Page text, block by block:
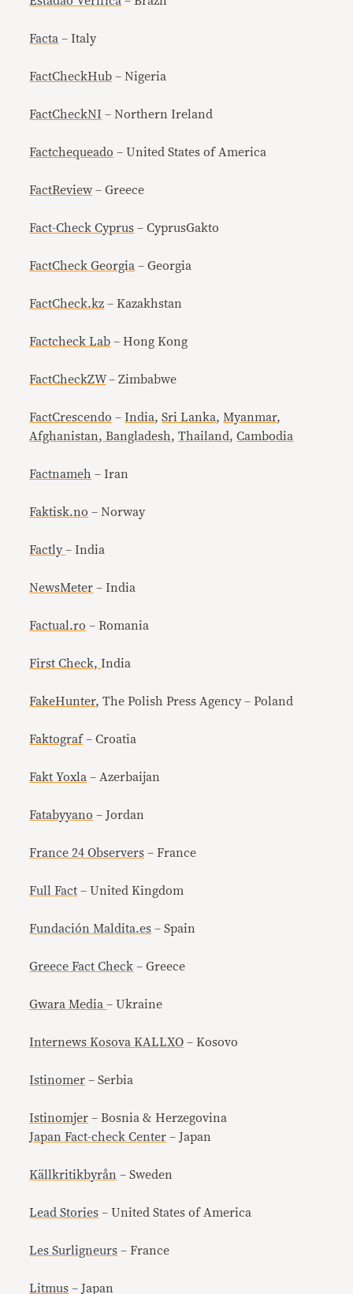
Facta – Italy
FactCheckHub – Nigeria
FactCheckNI – Northern Ireland
Factchequeado – United States of America
FactReview – Greece
Fact-Check Cyprus – CyprusGakto
FactCheck Georgia – Georgia
FactCheck.kz – Kazakhstan
Factcheck Lab – Hong Kong
FactCheckZW– Zimbabwe
FactCrescendo –India,Sri Lanka, Myanmar,
Afghanistan, Bangladesh,Thailand,Cambodia
Factnameh – Iran
Faktisk.no – Norway
Factly– India
NewsMeter – India
Factual.ro – Romania
First Check,India
FakeHunter, The Polish Press Agency – Poland
Faktograf– Croatia
Fakt Yoxla – Azerbaijan
Fatabyyano – Jordan
France 24 Observers – France
Full Fact – United Kingdom
Fundación Maldita.es – Spain
Greece Fact Check – Greece
Gwara Media– Ukraine
Internews Kosova KALLXO – Kosovo
Istinomer – Serbia
Istinomjer – Bosnia & Herzegovina
Japan Fact-check Center – Japan
Källkritikbyrån – Sweden
Lead Stories – United States of America
Les Surligneurs – France
Litmus – Japan